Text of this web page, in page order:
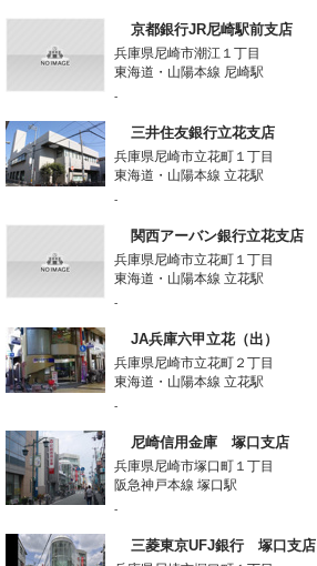
京都銀行JR尼崎駅前支店
兵庫県尼崎市潮江１丁目
東海道・山陽本線 尼崎駅
-
三井住友銀行立花支店
兵庫県尼崎市立花町１丁目
東海道・山陽本線 立花駅
-
関西アーバン銀行立花支店
兵庫県尼崎市立花町１丁目
東海道・山陽本線 立花駅
-
JA兵庫六甲立花（出）
兵庫県尼崎市立花町２丁目
東海道・山陽本線 立花駅
-
尼崎信用金庫 塚口支店
兵庫県尼崎市塚口町１丁目
阪急神戸本線 塚口駅
-
三菱東京UFJ銀行 塚口支店